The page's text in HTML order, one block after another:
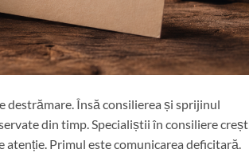
destrămare. Însă consilierea și sprijinul
din timp. Specialiștii în consiliere
atenție. Primul este comunicarea deficitară.